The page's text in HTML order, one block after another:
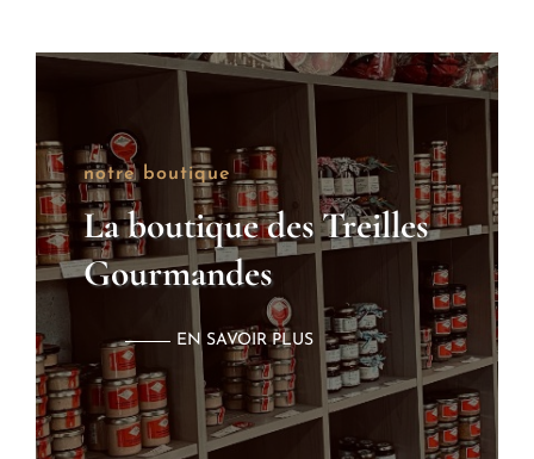
notre boutique
La boutique des Treilles
Gourmandes
EN SAVOIR PLUS